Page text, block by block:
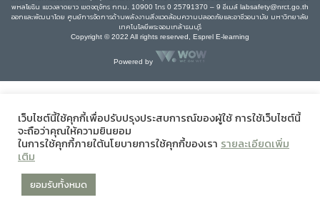
พหลโยธิน แขวงลาดยาว เขตจตุจักร กทม. 10900 โทร 0 25791370 – 9 อีเมล์ labsafety@nrct.go.th
ออกและพัฒนาโดย ศูนย์การจัดการด้านพลังงานสิ่งแวดล้อมความปลอดภัยและอาชีวอนามัย มหาวิทยาลัย
เทคโนโลยีพระจอมเกล้าธนบุรี
Copyright © 2022 All rights reserved, Esprel E-learning
Powered by
เว็บไซต์นี้ใช้คุกกี้เพื่อปรับปรุงประสบการณ์ของผู้ใช้ การใช้เว็บไซต์นี้
จะถือว่าคุณให้ความยินยอม
ในการใช้คุกกี้ภายใต้นโยบายการใช้คุกกี้ของเรา รายละเอียดเพิ่ม
เติม
ยอมรับทั้งหมด